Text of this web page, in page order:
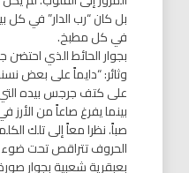
بل كان “رب الدار” في
في كل مطبخ.
​بجوار الحائط الذي
وثائر: “دايماً على بعض
على كتف جرجس بيده التي
بينما يفرغ صاعاً من
صباً. نظرا معاً إلى تلك
الحروف تتراقص تحت ضوء
بعبقرية شعبية بجوار